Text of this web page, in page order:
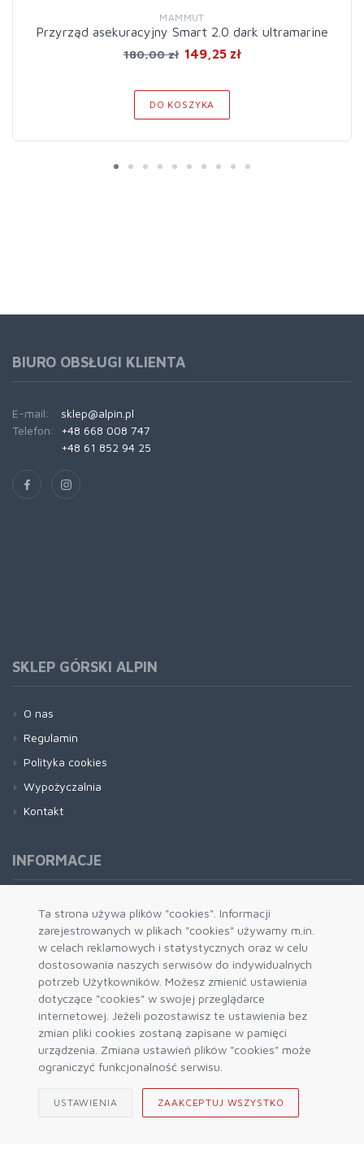
Ta strona używa plików "cookies". Informacji
zarejestrowanych w plikach "cookies" używamy m.in.
w celach reklamowych i statystycznych oraz w celu
dostosowania naszych serwisów do indywidualnych
potrzeb Użytkowników. Możesz zmienić ustawienia
dotyczące "cookies" w swojej przeglądarce
internetowej. Jeżeli pozostawisz te ustawienia bez
zmian pliki cookies zostaną zapisane w pamięci
urządzenia. Zmiana ustawień plików "cookies" może
ograniczyć funkcjonalność serwisu.
USTAWIENIA ZAAKCEPTUJ WSZYSTKO
MAMMUT
Przyrząd asekuracyjny Smart 2.0 dark ultramarine
180,00 zł 149,25 zł
DO KOSZYKA
BIURO OBSŁUGI KLIENTA
E-mail:
sklep@alpin.pl
Telefon:
+48 668 008 747
+48 61 852 94 25
SKLEP GÓRSKI ALPIN
O nas
Regulamin
Polityka cookies
Wypożyczalnia
Kontakt
INFORMACJE
Formy płatności
Dostawa i wysyłka
Zwrot i wymiana
System rabatowy
Kody rabatowe
Blog